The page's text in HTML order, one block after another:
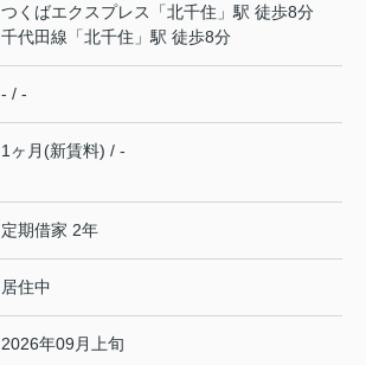
つくばエクスプレス
「北千住 」駅 徒歩8分
千代田線 「北千住 」駅 徒歩8分
- / -
1ヶ月(新賃料) / -
定期借家 2年
居住中
2026年09月上旬